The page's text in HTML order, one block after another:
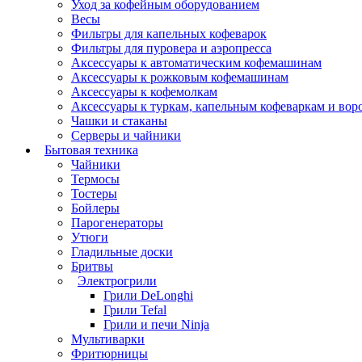
Уход за кофейным оборудованием
Весы
Фильтры для капельных кофеварок
Фильтры для пуровера и аэропресса
Аксессуары к автоматическим кофемашинам
Аксессуары к рожковым кофемашинам
Аксессуары к кофемолкам
Аксессуары к туркам, капельным кофеваркам и
Чашки и стаканы
Серверы и чайники
Бытовая техника
Чайники
Термосы
Тостеры
Бойлеры
Парогенераторы
Утюги
Гладильные доски
Бритвы
Электрогрили
Грили DeLonghi
Грили Tefal
Грили и печи Ninja
Мультиварки
Фритюрницы